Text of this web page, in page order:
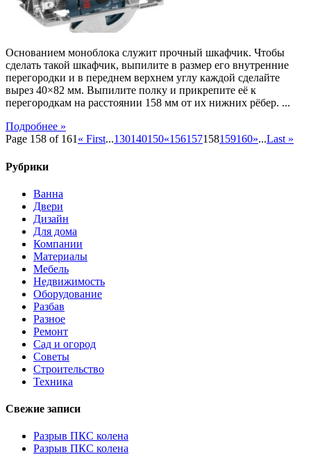
Основанием моноблока служит прочный шкафчик. Чтобы
сделать такой шкафчик, выпилите в размер его внутренние
перегородки и в переднем верхнем углу каждой сделайте
вырез 40×82 мм. Выпилите полку и прикрепите её к
перегородкам на расстоянии 158 мм от их нижних рёбер. ...
Подробнее »
Page 158 of 161« First...130140150«156157158159160»...Last »
Рубрики
Ванна
Двери
Дизайн
Для дома
Компании
Материалы
Мебель
Недвижимость
Оборудование
Разбав
Разное
Ремонт
Сад и огород
Советы
Строительство
Техника
Свежие записи
Разрыв ПКС колена
Разрыв ПКС колена